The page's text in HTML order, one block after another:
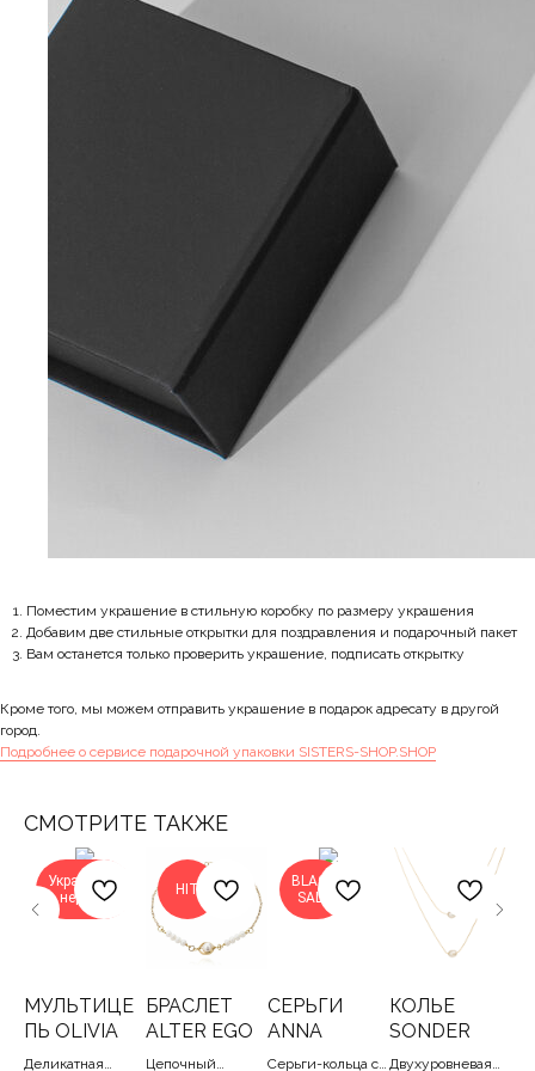
Поместим украшение в стильную коробку по размеру украшения
Добавим две стильные открытки для поздравления и подарочный пакет
Вам останется только проверить украшение, подписать открытку
Кроме того, мы можем отправить украшение в подарок адресату в другой
город.
Подробнее о сервисе подарочной упаковки SISTERS-SHOP.SHOP
СМОТРИТЕ ТАКЖЕ
Украшение
недели
МУЛЬТИЦЕ
ПЬ OLIVIA
Деликатная
HIT
БРАСЛЕТ
ALTER EGO
Цепочный
BLACK
SALE
СЕРЬГИ
ANNA
Серьги-кольца с
КОЛЬЕ
SONDER
Двухуровневая